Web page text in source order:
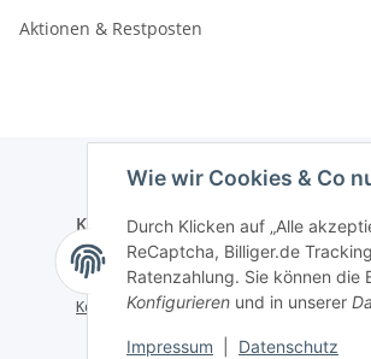
Wie wir Cookies & Co
Durch Klicken auf „Alle
ReCaptcha, Billiger.de
Ratenzahlung. Sie können
Konfigurieren und in unserer
Impressum Datenschutz
Aktionen & Restposten
Kontakt
Mo - Do 17 - 19 Uhr | Fr 14 - 19
Sa 09 - 12 Uhr
Kontaktformular